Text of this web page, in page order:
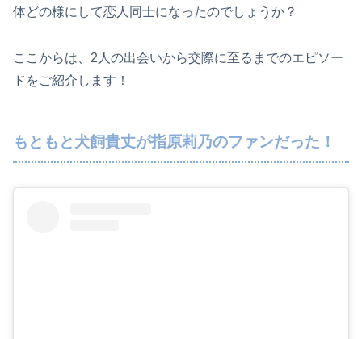
体どの様にして恋人同士になったのでしょうか？
ここからは、2人の出会いから交際に至るまでのエピソー
ドをご紹介します！
もともと犬飼貴丈が指原莉乃のファンだった！